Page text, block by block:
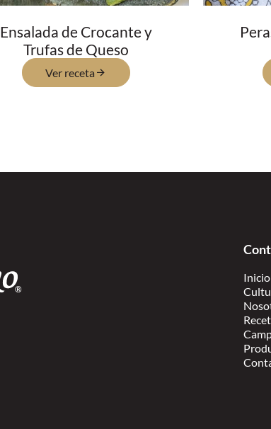
Ensalada de Crocante y
Trufas de Queso
Ver receta
Inicio